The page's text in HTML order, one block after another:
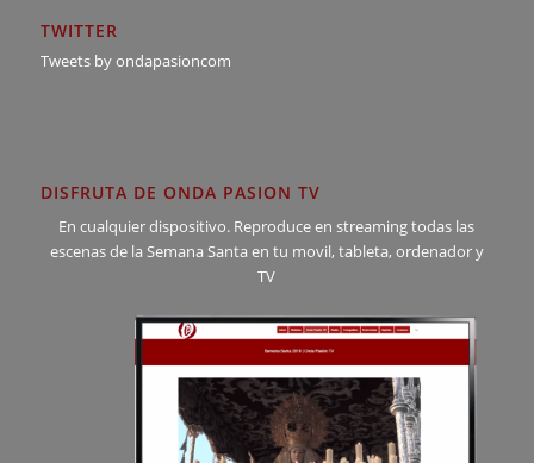
TWITTER
Tweets by ondapasioncom
DISFRUTA DE ONDA PASION TV
En cualquier dispositivo. Reproduce en streaming todas las
escenas de la Semana Santa en tu movil, tableta, ordenador y
TV